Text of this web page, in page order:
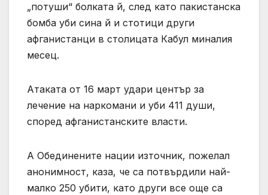
„потуши“ болката й, след като пакистанска
бомба уби сина й и стотици други
афганистанци в столицата Кабул миналия
месец.
Атаката от 16 март удари център за
лечение на наркомани и уби 411 души,
според афганистанските власти.
А Обединените нации източник, пожелал
анонимност, каза, че са потвърдили най-
малко 250 убити, като други все още са